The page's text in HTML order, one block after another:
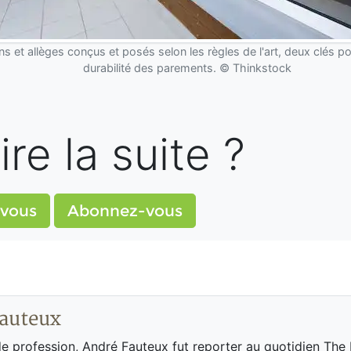
et allèges conçus et posés selon les règles de l'art, deux clés
durabilité des parements. © Thinkstock
la suite ?
Abonnez-vous
profession, André Fauteux fut reporter au quotidien The